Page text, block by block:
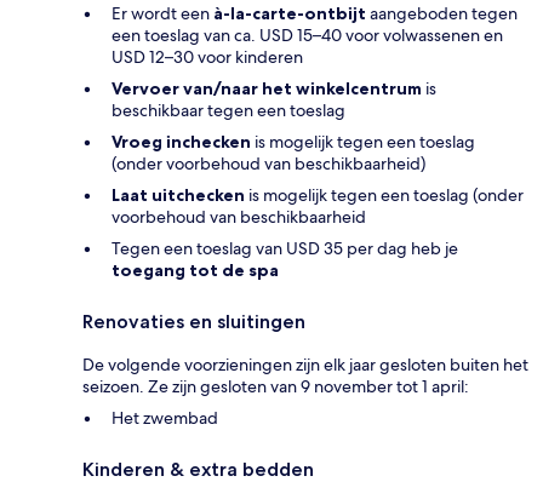
Er wordt een à-la-carte-ontbijt aangeboden tegen
een toeslag van ca. USD 15–40 voor volwassenen en
USD 12–30 voor kinderen
Vervoer van/naar het winkelcentrum is
beschikbaar tegen een toeslag
Vroeg inchecken is mogelijk tegen een toeslag
(onder voorbehoud van beschikbaarheid)
Laat uitchecken is mogelijk tegen een toeslag (onder
voorbehoud van beschikbaarheid
Tegen een toeslag van USD 35 per dag heb je
toegang tot de spa
Renovaties en sluitingen
De volgende voorzieningen zijn elk jaar gesloten buiten het
seizoen. Ze zijn gesloten van 9 november tot 1 april:
Het zwembad
Kinderen & extra bedden